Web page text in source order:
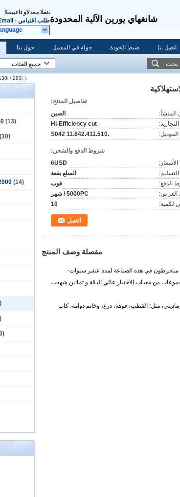
شانغهاي يورين الآلية المحدودة
المبيعات والدعم الفنى
طلب اقتباس -
حول بنا جولة في المعمل ضبط الجودة اتصل بنا
بحث
/ 280i
(13)
(30)
(14)
تفاصيل المنتج:
المنشأ:
الصين
Hi-Efficiency cut
.11.842.411.510 S042
شروط الدفع والشحن:
الأسعار:
6USD
السلع بقعة
الدفع:
فوب
العرض:
5000PC / شهر
لكمية:
10
اتصل
مفصلة وصف المنتج
منخرطون في هذه الصناعة لمدة عشر سنوات-
من معدات الاختبار عالي الدقة و ثمانين شهدت
مثل: القطب، فوهة، درع، وخاتم دوامة، كاب